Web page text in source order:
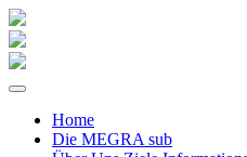
Home
Die MEGRA sub